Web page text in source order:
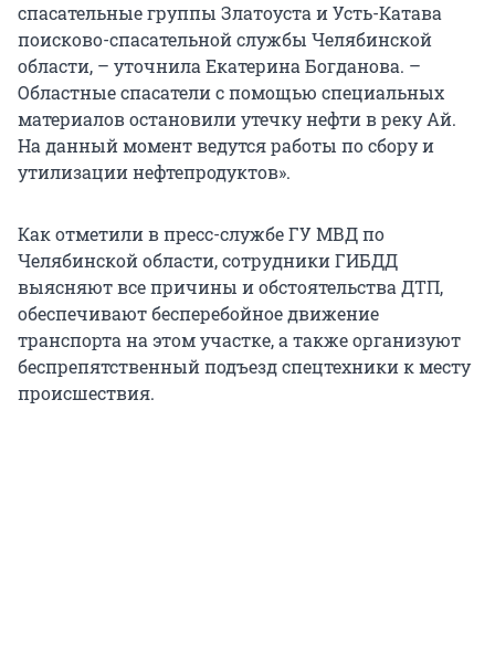
спасательные группы Златоуста и Усть-Катава
поисково-спасательной службы Челябинской
области, – уточнила Екатерина Богданова. –
Областные спасатели с помощью специальных
материалов остановили утечку нефти в реку Ай.
На данный момент ведутся работы по сбору и
утилизации нефтепродуктов».
Как отметили в пресс-службе ГУ МВД по
Челябинской области, сотрудники ГИБДД
выясняют все причины и обстоятельства ДТП,
обеспечивают бесперебойное движение
транспорта на этом участке, а также организуют
беспрепятственный подъезд спецтехники к месту
происшествия.